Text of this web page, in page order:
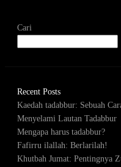
Cari
Recent Posts
Kaedah tadabbur: Sebuah
Menyelami Lautan Tadabbur
Mengapa harus tadabbur?
Fafirru ilallah: Berlarilah!
Khutbah Jumat: Pentingnya